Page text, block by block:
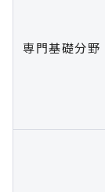
専門基礎分野